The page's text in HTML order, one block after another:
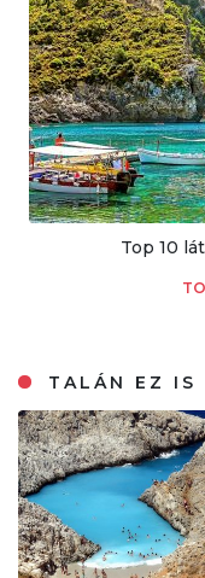
Top 10
TALÁN EZ IS